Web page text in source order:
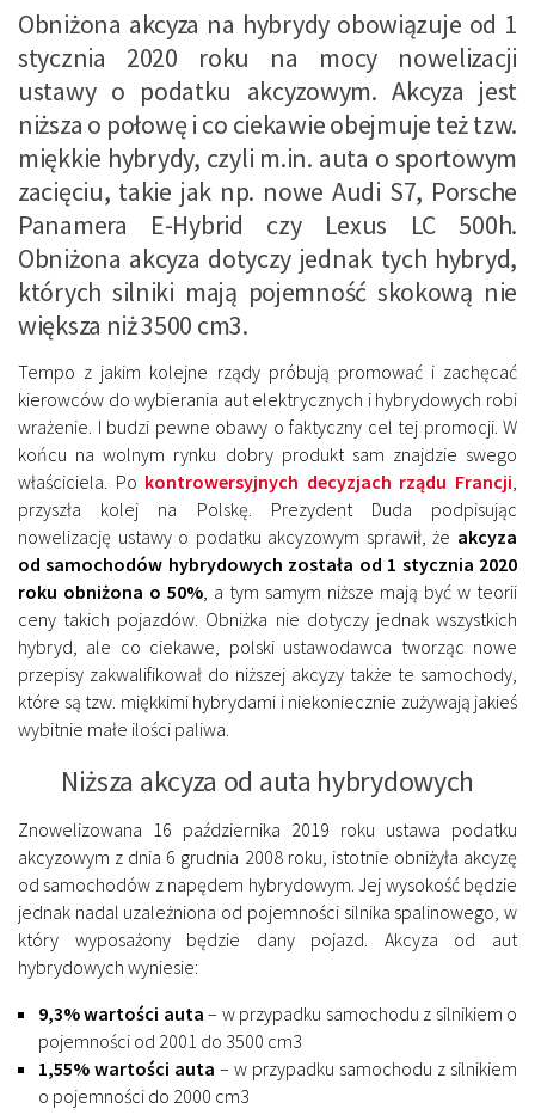
Obniżona akcyza na hybrydy obowiązuje od 1
stycznia 2020 roku na mocy nowelizacji
ustawy o podatku akcyzowym. Akcyza jest
niższa o połowę i co ciekawie obejmuje też tzw.
miękkie hybrydy, czyli m.in. auta o sportowym
zacięciu, takie jak np. nowe Audi S7, Porsche
Panamera E-Hybrid czy Lexus LC 500h.
Obniżona akcyza dotyczy jednak tych hybryd,
których silniki mają pojemność skokową nie
większa niż 3500 cm3.
Tempo z jakim kolejne rządy próbują promować i zachęcać
kierowców do wybierania aut elektrycznych i hybrydowych robi
wrażenie. I budzi pewne obawy o faktyczny cel tej promocji. W
końcu na wolnym rynku dobry produkt sam znajdzie swego
właściciela. Po kontrowersyjnych decyzjach rządu Francji
przyszła kolej na Polskę. Prezydent Duda podpisując
nowelizację ustawy o podatku akcyzowym sprawił, że akcyza
od samochodów hybrydowych została od 1 stycznia 2020
roku obniżona o 50% , a tym samym niższe mają być w teorii
ceny takich pojazdów. Obniżka nie dotyczy jednak wszystkich
hybryd, ale co ciekawe, polski ustawodawca tworząc nowe
przepisy zakwalifikował do niższej akcyzy także te samochody,
które są tzw. miękkimi hybrydami i niekoniecznie zużywają jakieś
wybitnie małe ilości paliwa.
Niższa akcyza od auta hybrydowych
Znowelizowana 16 października 2019 roku ustawa podatku
akcyzowym z dnia 6 grudnia 2008 roku, istotnie obniżyła akcyzę
od samochodów z napędem hybrydowym. Jej wysokość będzie
jednak nadal uzależniona od pojemności silnika spalinowego, w
który wyposażony będzie dany pojazd. Akcyza od aut
hybrydowych wyniesie:
9,3% wartości auta – w przypadku samochodu z silnikiem o
pojemności od 2001 do 3500 cm3
1,55% wartości auta – w przypadku samochodu z silnikiem
o pojemności do 2000 cm3